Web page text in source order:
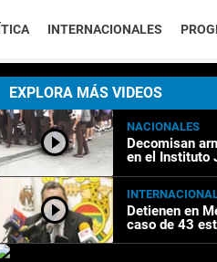
INTERNACIONALES
EXPLORA MÁS VIDEOS
NACIONALES
Decomisan
en el Instituto
Detienen en
caso de 43